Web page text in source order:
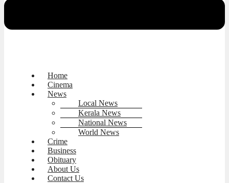
Home
Cinema
News
Local News
Kerala News
National News
World News
Crime
Business
Obituary
About Us
Contact Us